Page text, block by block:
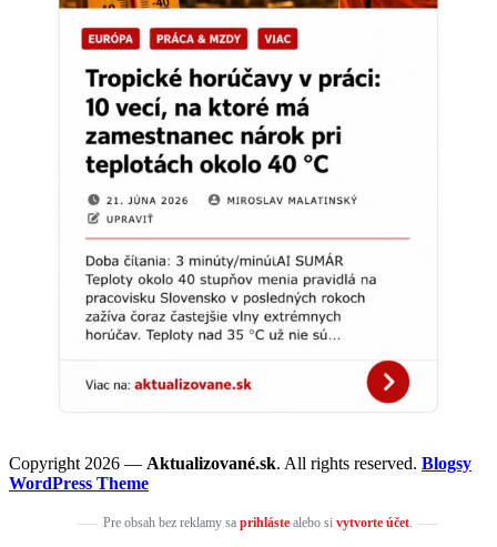
Copyright 2026 — Aktualizované.sk. All rights reserved. Blogsy
WordPress Theme
Pre obsah bez reklamy sa prihlástealebo si vytvorte účet.